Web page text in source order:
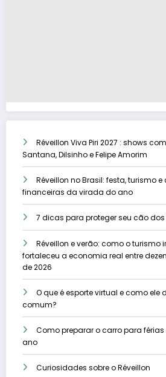
Réveillon Viva Piri 2027 : shows
Santana, Dilsinho e Felipe Amorim
Réveillon no Brasil: festa, turismo
financeiras da virada do ano
7 dicas para proteger seu cão
Réveillon e verão: como o turismo
fortaleceu a economia real entre
de 2026
O que é esporte virtual e como ele
comum?
Como preparar o carro para
ano
Curiosidades sobre o Réveillon